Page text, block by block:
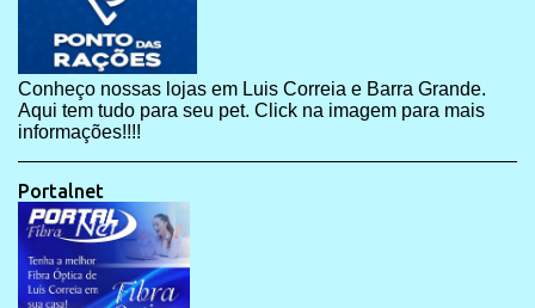
Conheço nossas lojas em Luis Correia e Barra Grande.
Aqui tem tudo para seu pet. Click na imagem para mais
informações!!!!
Portalnet